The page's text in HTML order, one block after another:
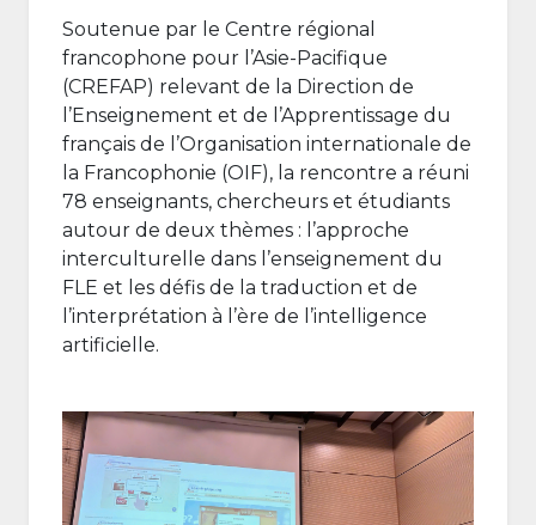
Soutenue par le Centre régional
francophone pour l’Asie-Pacifique
(CREFAP) relevant de la Direction de
l’Enseignement et de l’Apprentissage du
français de l’Organisation internationale de
la Francophonie (OIF), la rencontre a réuni
78 enseignants, chercheurs et étudiants
autour de deux thèmes : l’approche
interculturelle dans l’enseignement du
FLE et les défis de la traduction et de
l’interprétation à l’ère de l’intelligence
artificielle.